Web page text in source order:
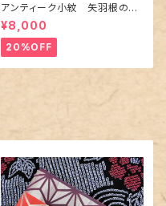
アンティーク小紋 矢羽根の地
紋に短冊柄 裄６６cm
¥8,000
20%OFF